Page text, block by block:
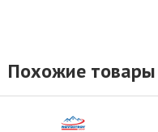
Похожие товары